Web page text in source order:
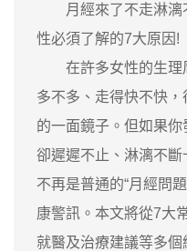
月經來了不走淋漓
性必須了解的7大原因!
在許多女性的生理
多不多、走得快不快，
的一面鏡子。但如果
卻遲遲不止、淋漓不
不再是普通的“月經問
康警訊。本文將從7大
就醫及治療建議等多